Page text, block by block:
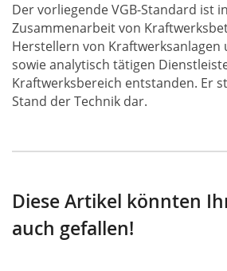
Der vorliegende VGB-Standard ist
Zusammenarbeit von
Herstellern von Kraftwerksanlagen
sowie analytisch tätigen
Kraftwerksbereich entstanden. Er
Stand der Technik dar.
Diese Artikel könnten
auch gefallen!